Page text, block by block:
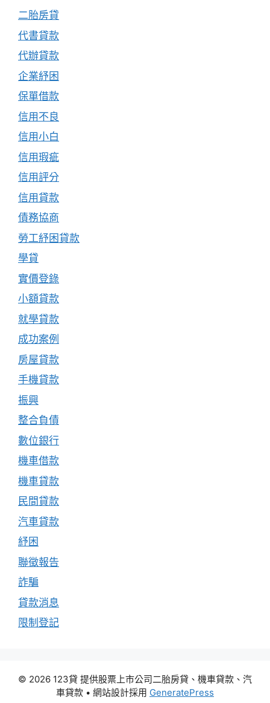
二胎房貸
代書貸款
代辦貸款
企業紓困
保單借款
信用不良
信用小白
信用瑕疵
信用評分
信用貸款
債務協商
勞工紓困貸款
學貸
實價登錄
小額貸款
就學貸款
成功案例
房屋貸款
手機貸款
振興
整合負債
數位銀行
機車借款
機車貸款
民間貸款
汽車貸款
紓困
聯徵報告
詐騙
貸款消息
限制登記
© 2026 123貸 提供股票上市公司二胎房貸、機車貸款、汽
車貸款 • 網站設計採用 GeneratePress